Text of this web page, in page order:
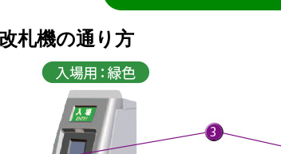
札機の通り方